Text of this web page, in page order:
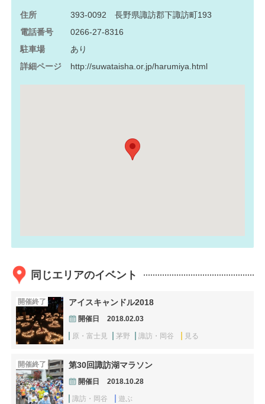
住所
393-0092 長野県諏訪郡下諏訪町193
電話番号
0266-27-8316
駐車場
あり
詳細ページ
http://suwataisha.or.jp/harumiya.html
同じエリアのイベント
開催終了 アイスキャンドル2018
開催日 2018.02.03
原・富士見 茅野 諏訪・岡谷 見る
開催終了 第30回諏訪湖マラソン
開催日 2018.10.28
諏訪・岡谷 遊ぶ